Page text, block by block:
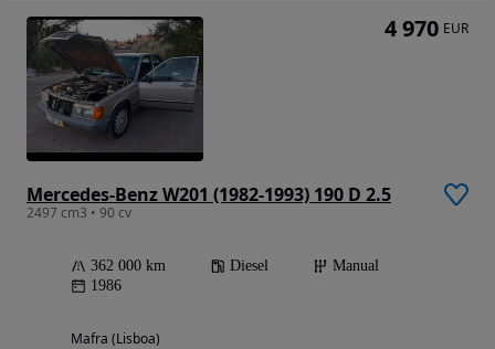
Mercedes-Benz W201 (1982-1993) 190 D 2.5
2497 cm3 • 90 cv
362 000 km Diesel
Manual
1986
Mafra (Lisboa)
4 970 EUR